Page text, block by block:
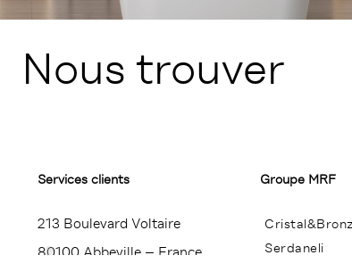
Nous trouver
Services clients
213 Boulevard Voltaire
80100 Abbeville – France
Groupe MRF
Serdaneli